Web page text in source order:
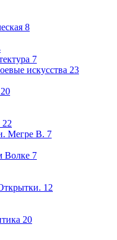
8
7
искусства 23
20
22
Мегре В. 7
Волке 7
12
20